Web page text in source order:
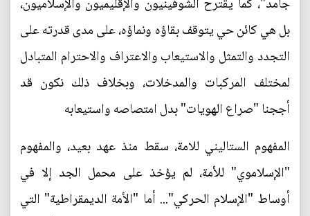
بل هي كائن حي يتوقف بقاؤه ونماؤه، على مدى قدرته على
التجدد والتمثل والاستيعاب والاعتراف والاحترام المتبادل
لمختلف المركبات والمدخلات، وبخلاف ذلك نكون قد
أججنا "صراع الهويات" بدل امتصاصه واستيعابه
المفهوم الستاليني للامة، سقط منذ عهد بعيد، والمفهوم
"الإسلاموي" للأمة، لم يؤخذ على محمل الجد إلا في
أوساط "الإسلام الحركي"... أما "الأمة الديمقراطية" التي